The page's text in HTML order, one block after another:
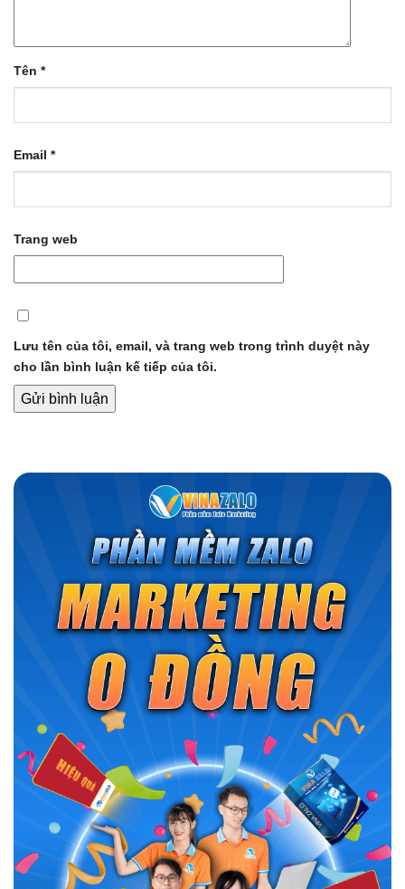
Tên *
Email *
Trang web
Lưu tên của tôi, email, và trang web trong trình duyệt này
cho lần bình luận kế tiếp của tôi.